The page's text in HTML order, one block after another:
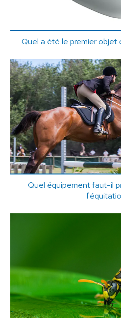
Quel a été le premier objet
Quel équipement faut-il